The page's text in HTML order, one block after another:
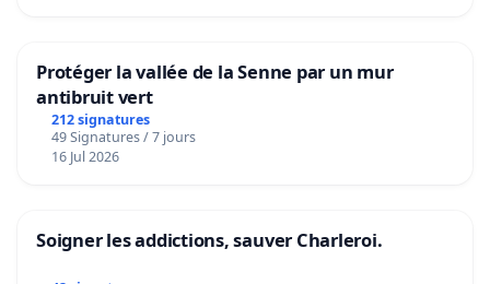
Protéger la vallée de la Senne par un mur
antibruit vert
212 signatures
49 Signatures / 7 jours
16 Jul 2026
Soigner les addictions, sauver Charleroi.